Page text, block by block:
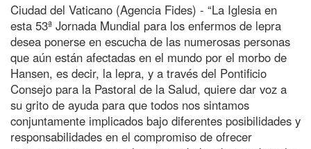
Ciudad del Vaticano (Agencia Fides) - “La Iglesia en
esta 53ª Jornada Mundial para los enfermos de lepra
desea ponerse en escucha de las numerosas personas
que aún están afectadas en el mundo por el morbo de
Hansen, es decir, la lepra, y a través del Pontificio
Consejo para la Pastoral de la Salud, quiere dar voz a
su grito de ayuda para que todos nos sintamos
conjuntamente implicados bajo diferentes posibilidades y
responsabilidades en el compromiso de ofrecer